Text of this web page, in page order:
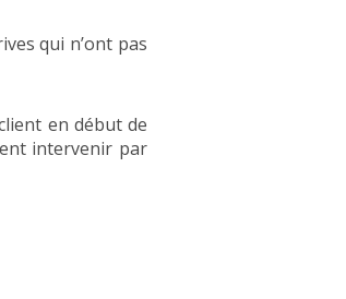
qui n’ont pas
en début de
intervenir par